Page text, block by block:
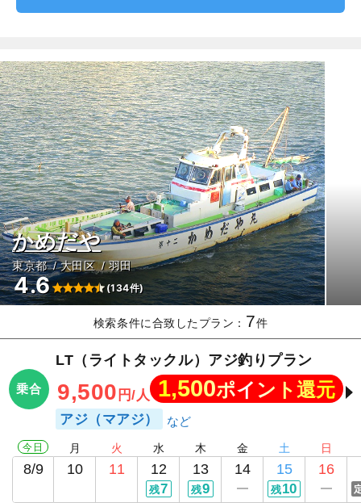
かめだや
東京都 大田区 羽田
4.6 (134件)
検索条件に合致したプラン： 7件
乗合
LT（ライトタックル）アジ釣りプラン
9,500 円/人 1,500ポイント還元
アジ（マアジ）
今日
8/9
月
10
火
11
水
12
残7
木
13
残9
金
14
土
15
残10
日
16